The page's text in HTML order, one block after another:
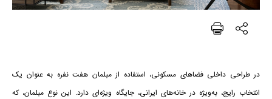
در طراحی داخلی فضاهای مسکونی، استفاده از مبلمان هفت نفره به عنوان یک
انتخاب رایج، به‌ویژه در خانه‌های ایرانی، جایگاه ویژه‌ای دارد. این نوع مبلمان، که